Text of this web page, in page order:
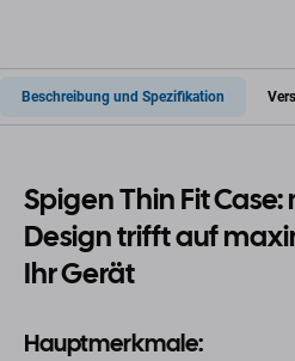
Beschreibung und Spezifikation
Spigen Thin Fit
Design trifft auf
Ihr Gerät
Hauptmerkmale: